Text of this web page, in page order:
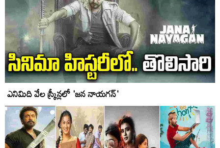
ఎనిమిది వేల స్క్రీన్లలో 'జన నాయగన్'